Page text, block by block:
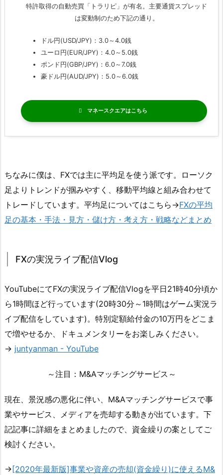
特許取得の自動売買「トラリピ」が有名。主要通貨スプレッド
は変動制のため下記の通り。
ドル円(USD/JPY)：3.0～4.0銭
ユーロ円(EUR/JPY)：4.0～5.0銭
ポンド円(GBP/JPY)：6.0～7.0銭
豪ドル円(AUD/JPY)：5.0～6.0銭
マネースクエア
ちなみに僕は、FXでは主に平均足を使う派です。ローソク
足よりトレンドが掴みやすく、移動平均線と組み合わせて
トレードしています。平均足についてはこちら→FXの平均
足の基本・手法・見方・儲け方・考え方・戦略などまとめ
FXの実況ライブ配信Vlog
YouTubeにてFXの実況ライブ配信Vlogを平日21時40分頃か
ら1時間ほど行っています(20時30分～1時間はゲーム実況ラ
イブ配信をしています)。特別定額給付金の10万円をどこま
で増やせるか、ドキュメンタリーをお楽しみください。
→ juntyanman - YouTube
～注目：M&Aマッチングサービス～
現在、景況感の悪化に伴い、M&Aマッチングサービスで事
業やサービス、メディアを売却する動きが出ています。下
記記事に詳細をまとめましたので、資金繰りの案としてご
検討ください。
→ [2020年最新版]事業や資産の売却(資金繰り)に使えるM&